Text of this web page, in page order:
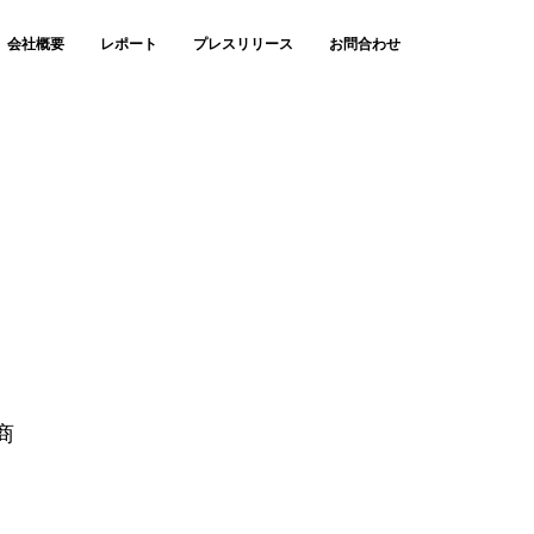
会社概要 レポート プレスリリース お問合わせ